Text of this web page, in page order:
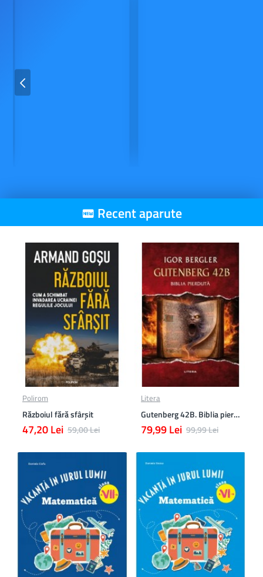
Recent aparute
Polirom
Războiul fără sfârşit
47,20 Lei 59,00 Lei
Litera
Gutenberg 42B. Biblia pierduta
79,99 Lei 99,99 Lei